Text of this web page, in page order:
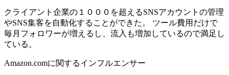
クライアント企業の１０００を超えるSNSアカウントの管理
やSNS集客を自動化することができた。 ツール費用だけで
毎月フォロワーが増えるし、流入も増加しているので満足し
ている。
Amazon.comに関するインフルエンサー